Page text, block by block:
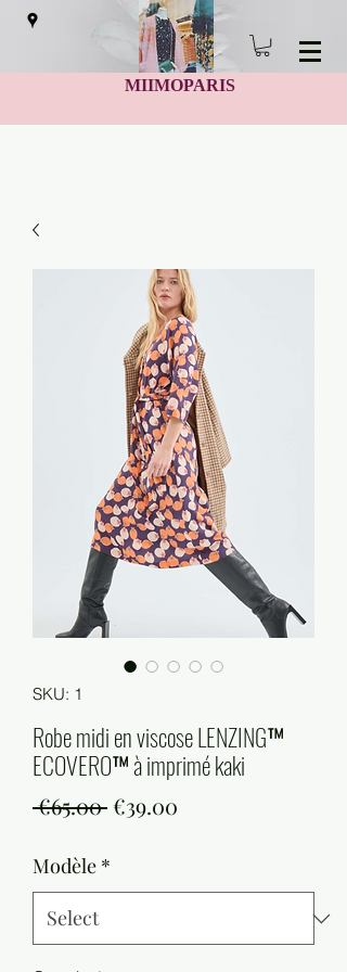
MIIMOPARIS
SKU: 1
Robe midi en viscose LENZING™
ECOVERO™ à imprimé kaki
€65.00 Regular
€39.00
Modèle *